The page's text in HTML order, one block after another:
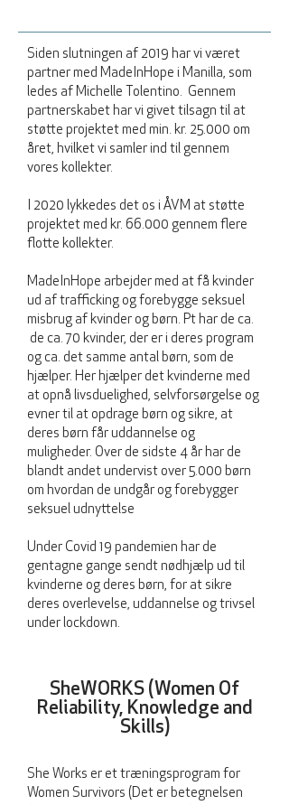
Siden slutningen af 2019 har vi været
partner med MadeInHope i Manilla, som
ledes af Michelle Tolentino. Gennem
partnerskabet har vi givet tilsagn til at
støtte projektet med min. kr. 25.000 om
året, hvilket vi samler ind til gennem
vores kollekter.
I 2020 lykkedes det os i ÅVM at støtte
projektet med kr. 66.000 gennem flere
flotte kollekter.
MadeInHope arbejder med at få kvinder
ud af trafficking og forebygge seksuel
misbrug af kvinder og børn. Pt har de ca.
de ca. 70 kvinder, der er i deres program
og ca. det samme antal børn, som de
hjælper. Her hjælper det kvinderne med
at opnå livsduelighed, selvforsørgelse og
evner til at opdrage børn og sikre, at
deres børn får uddannelse og
muligheder. Over de sidste 4 år har de
blandt andet undervist over 5.000 børn
om hvordan de undgår og forebygger
seksuel udnyttelse
Under Covid 19 pandemien har de
gentagne gange sendt nødhjælp ud til
kvinderne og deres børn, for at sikre
deres overlevelse, uddannelse og trivsel
under lockdown.
SheWORKS (Women Of
Reliability, Knowledge and
Skills)
She Works er et træningsprogram for
Women Survivors (Det er betegnelsen